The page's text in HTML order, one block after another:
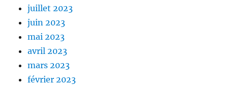
juillet 2023
juin 2023
mai 2023
avril 2023
mars 2023
février 2023